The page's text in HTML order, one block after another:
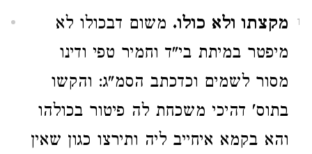
1 מקצתו ולא כולו. משום דבכולו לא
מיפטר במיתת בי"ד וחמיר טפי ודינו
מסור לשמים וכדכתב הסמ"ג: והקשו
בתוס' דהיכי משכחת לה פיטור בכולהו
והא בקמא איחייב ליה ותירצו כגון שאין